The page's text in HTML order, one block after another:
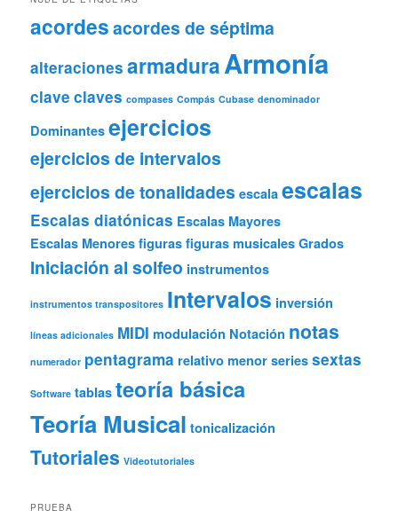
acordesacordes de séptima
alteraciones armaduraArmonía
clave claves compases Compás Cubase denominador
Dominantes ejercicios
ejercicios de intervalos
ejercicios de tonalidades escala escalas
Escalas diatónicas Escalas Mayores
Escalas Menores figuras figuras musicales Grados
Iniciación al solfeo instrumentos
instrumentos transpositores Intervalos inversión
líneas adicionales MIDI modulación Notación notas
numerador pentagrama relativo menor series sextas
Software tablas teoría básica
Teoría Musical tonicalización
Tutoriales Videotutoriales
PRUEBA